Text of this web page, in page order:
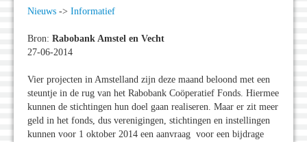
Nieuws -> Informatief
Bron: Rabobank Amstel en Vecht
27-06-2014
Vier projecten in Amstelland zijn deze maand beloond met een
steuntje in de rug van het Rabobank Coöperatief Fonds. Hiermee
kunnen de stichtingen hun doel gaan realiseren. Maar er zit meer
geld in het fonds, dus verenigingen, stichtingen en instellingen
kunnen voor 1 oktober 2014 een aanvraag voor een bijdrage